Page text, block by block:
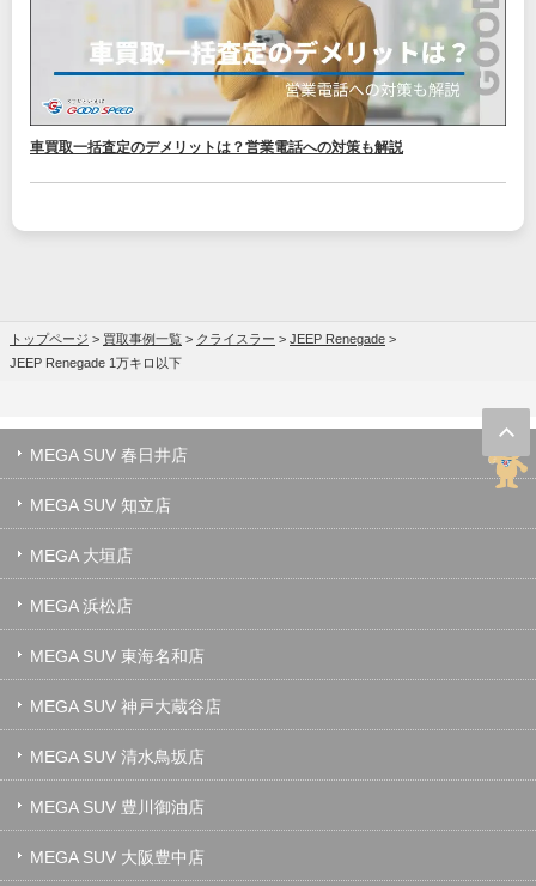
車買取一括査定のデメリットは？営業電話への対策も解説
トップページ > 買取事例一覧 > クライスラー > JEEP Renegade >
JEEP Renegade 1万キロ以下
MEGA SUV 春日井店
MEGA SUV 知立店
MEGA 大垣店
MEGA 浜松店
MEGA SUV 東海名和店
MEGA SUV 神戸大蔵谷店
MEGA SUV 清水鳥坂店
MEGA SUV 豊川御油店
MEGA SUV 大阪豊中店